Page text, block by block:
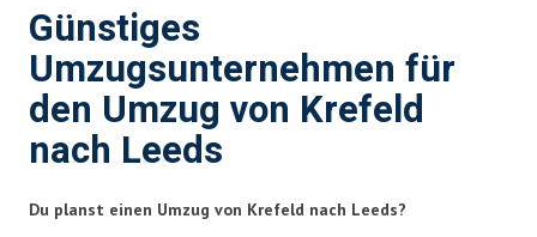
Günstiges
Umzugsunternehmen für
den Umzug von Krefeld
nach Leeds
Du planst einen Umzug von Krefeld nach Leeds?